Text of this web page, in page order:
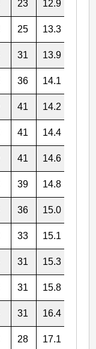
23 12.9
25 13.3
31 13.9
36 14.1
41 14.2
41 14.4
41 14.6
39 14.8
36 15.0
33 15.1
31 15.3
31 15.8
31 16.4
28 17.1